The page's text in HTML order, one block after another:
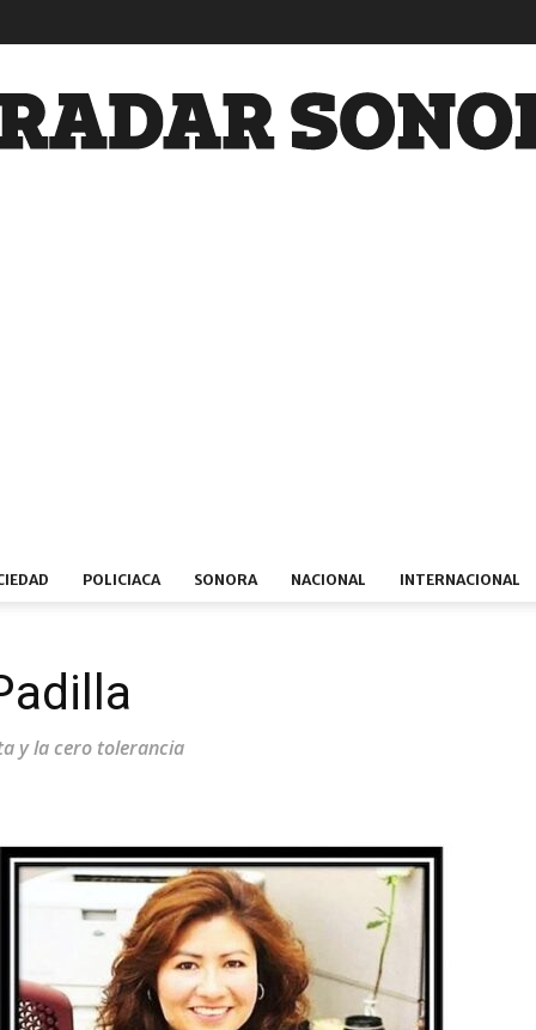
POLICIACA SONORA NACIONAL INTERNACIONAL
y la cero tolerancia